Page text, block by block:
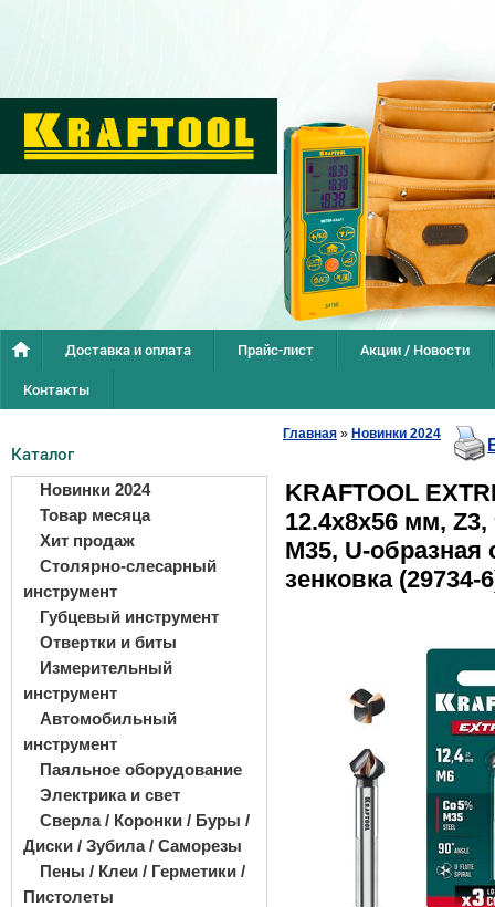
Доставка и оплата Прайс-лист
Акции / Новости
Контакты
Каталог
Новинки 2024
Товар месяца
Хит продаж
Столярно-слесарный
инструмент
Губцевый инструмент
Отвертки и биты
Измерительный
инструмент
Автомобильный
инструмент
Паяльное оборудование
Электрика и свет
Сверла / Коронки / Буры /
Диски / Зубила / Саморезы
Пены / Клеи / Герметики /
Пистолеты
Главная » Новинки 2024
KRAFTOOL
12.4х8х56 мм, Z3,
M35, U-образная
зенковка (29734-